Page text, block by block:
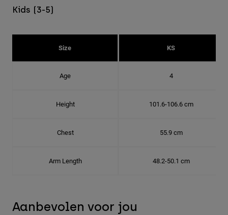
Kids (3-5)
Size KS
Age 4
Height 101.6-106.6 cm
Chest 55.9 cm
Arm Length 48.2-50.1 cm
Aanbevolen voor jou